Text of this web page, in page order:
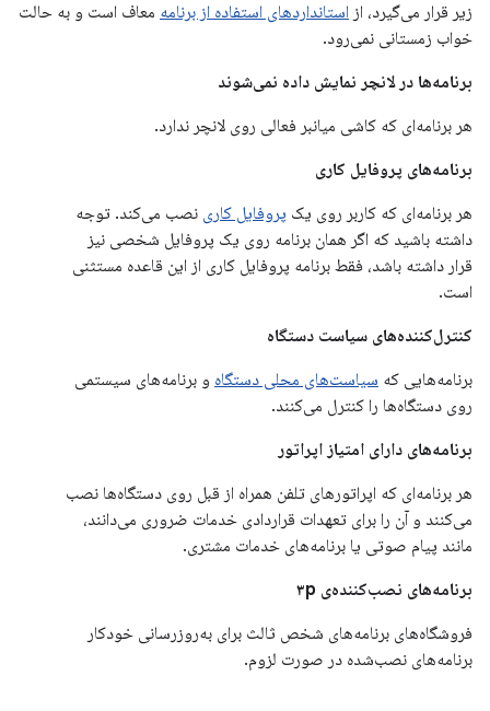
زیر قرار می‌گیرد، از استانداردهای استفاده از برنامه معاف است و به حالت
خواب زمستانی نمی‌رود.
برنامه‌ها در لانچر نمایش داده نمی‌شوند
هر برنامه‌ای که کاشی میانبر فعالی روی لانچر ندارد.
برنامه‌های پروفایل کاری
هر برنامه‌ای که کاربر روی یک پروفایل کاری نصب می‌کند. توجه
داشته باشید که اگر همان برنامه روی یک پروفایل شخصی نیز
قرار داشته باشد، فقط برنامه پروفایل کاری از این قاعده مستثنی
است.
کنترل‌کننده‌های سیاست دستگاه
برنامه‌هایی که سیاست‌های محلی دستگاه و برنامه‌های سیستمی
روی دستگاه‌ها را کنترل می‌کنند.
برنامه‌های دارای امتیاز اپراتور
هر برنامه‌ای که اپراتورهای تلفن همراه از قبل روی دستگاه‌ها نصب
می‌کنند و آن را برای تعهدات قراردادی خدمات ضروری می‌دانند،
مانند پیام صوتی یا برنامه‌های خدمات مشتری.
برنامه‌های نصب‌کننده‌ی ۳p
فروشگاه‌های برنامه‌های شخص ثالث برای به‌روزرسانی خودکار
برنامه‌های نصب‌شده در صورت لزوم.